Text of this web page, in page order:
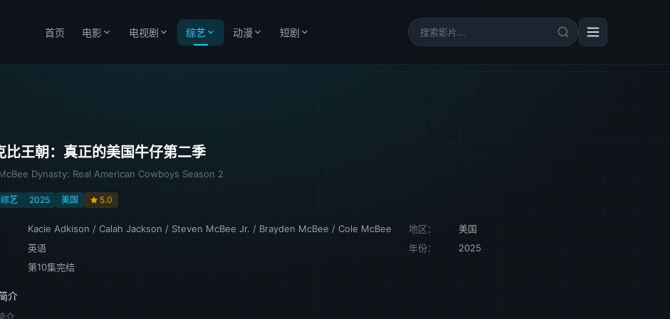
首页 电影 电视剧 综艺 动漫 短剧
比王朝：真正的美国牛仔第二季
Dynasty: Real American Cowboys Season 2
艺 2025 美国 5.0
Kacie Adkison / Calah Jackson / Steven McBee Jr. / Brayden McBee / Cole McBee 地区：
美国
英语 年份：
2025
第10集完结
介